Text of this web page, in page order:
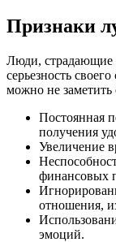
Признаки
Люди, страдающие
серьезность
можно не
Постоянная
получения
Увеличение
финансовых
отношения,
эмоций.